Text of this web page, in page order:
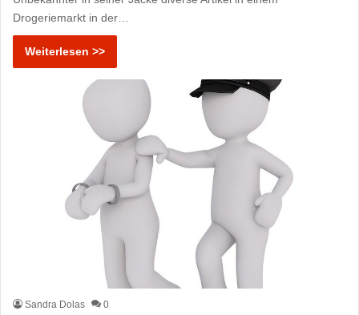
Drogeriemarkt in der…
Weiterlesen >>
Sandra Dolas 0